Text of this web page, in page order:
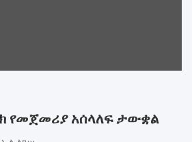
የመጀመሪያ አሰላለፍ ታውቋል